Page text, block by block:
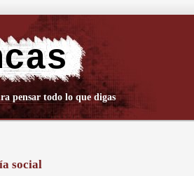
pensar todo lo que digas
social